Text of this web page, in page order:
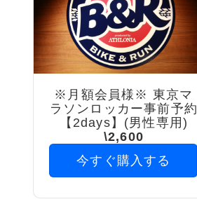
※月額会員様※ 東京マ
ラソンロッカー事前予約
【2days】(男性専用)
\2,600
今すぐ購入する